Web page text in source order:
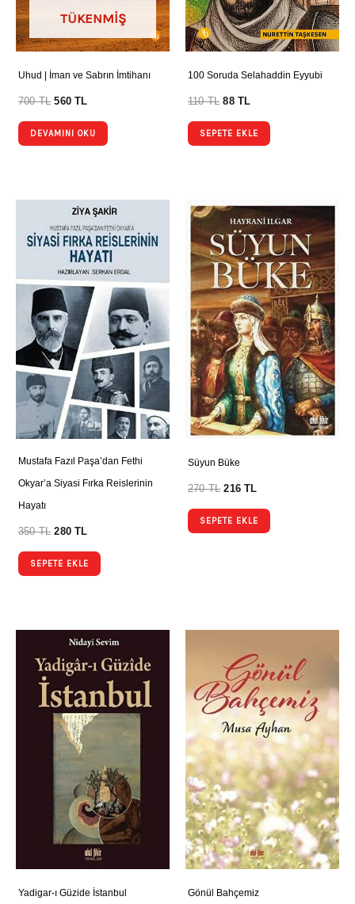
TÜKENMIŞ
Uhud | İman ve Sabrın İmtihanı
700TL 560TL
DEVAMINI OKU
100 Soruda Selahaddin Eyyubi
110TL 88TL
SEPETE EKLE
Mustafa Fazıl Paşa’dan Fethi
Okyar’a Siyasi Fırka Reislerinin
Hayatı
350TL 280TL
SEPETE EKLE
Süyun Büke
270TL 216TL
SEPETE EKLE
Yadigar-ı Güzide İstanbul Gönül Bahçemiz